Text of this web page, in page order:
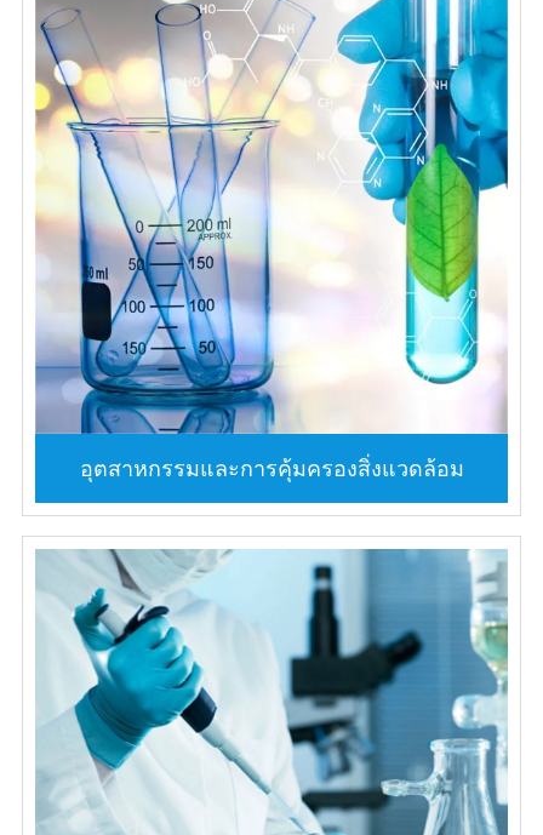
อุตสาหกรรมและการคุ้มครองสิ่งแวดล้อม